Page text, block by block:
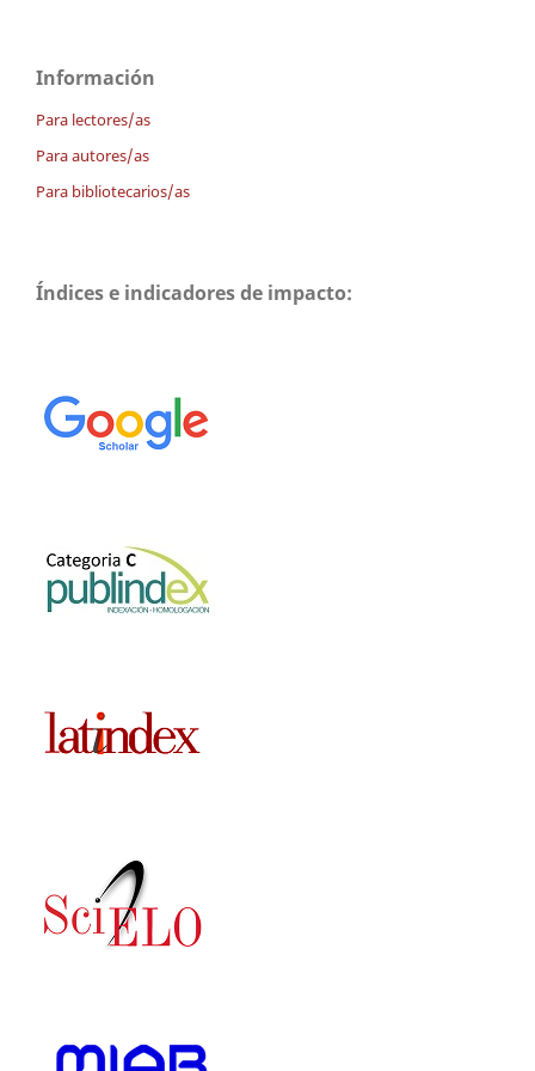
Información
Para lectores/as
Para autores/as
Para bibliotecarios/as
Índices e indicadores de impacto: